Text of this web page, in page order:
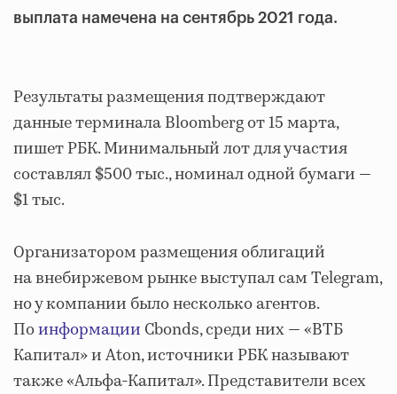
выплата намечена на сентябрь 2021 года.
Результаты размещения подтверждают
данные терминала Bloomberg от 15 марта,
пишет РБК. Минимальный лот для участия
составлял $500 тыс., номинал одной бумаги —
$1 тыс.
Организатором размещения облигаций
на внебиржевом рынке выступал сам Telegram,
но у компании было несколько агентов.
Поинформации Cbonds, среди них — «ВТБ
Капитал» и Aton, источники РБК называют
также «Альфа-Капитал». Представители всех